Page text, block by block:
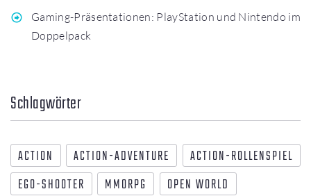
Gaming-Präsentationen: PlayStation und Nintendo im
Doppelpack
Schlagwörter
ACTION ACTION-ADVENTURE
ACTION-ROLLENSPIEL
EGO-SHOOTER
MMORPG
OPEN WORLD